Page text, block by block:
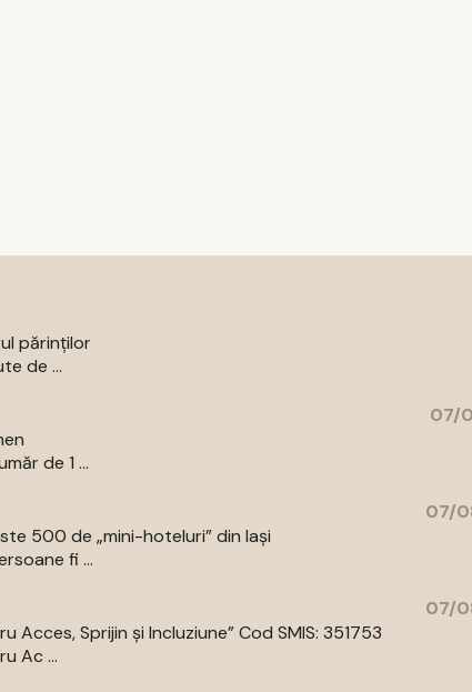
părinților
de ...
07/
de 1 ...
07/
500 de „mini-hoteluri” din Iași
fi ...
07/
Acces, Sprijin și Incluziune” Cod SMIS: 351753
Ac ...